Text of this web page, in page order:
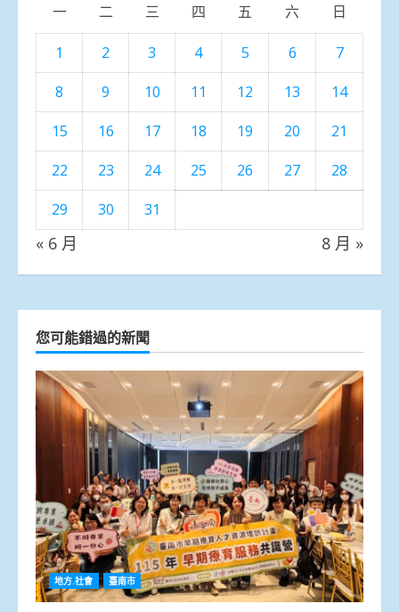
一 二 三 四 五 六 日
1 2 3 4 5 6
7
8
9 10 11 12 13
14
15
16 17 18 19 20
21
22
23 24 25 26 27
28
29
30 31
« 6 月 8 月 »
您可能錯過的新聞
地方.社會 臺南市